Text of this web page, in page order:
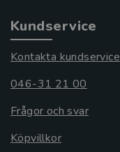
Kundservice
Kontakta kundservice
046-31 21 00
Frågor och svar
Köpvillkor